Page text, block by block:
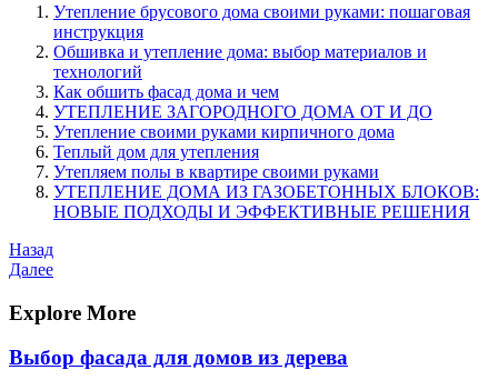
Утепление брусового дома своими руками: пошаговая
инструкция
Обшивка и утепление дома: выбор материалов и
технологий
Как обшить фасад дома и чем
УТЕПЛЕНИЕ ЗАГОРОДНОГО ДОМА ОТ И ДО
Утепление своими руками кирпичного дома
Теплый дом для утепления
Утепляем полы в квартире своими руками
УТЕПЛЕНИЕ ДОМА ИЗ ГАЗОБЕТОННЫХ БЛОКОВ:
НОВЫЕ ПОДХОДЫ И ЭФФЕКТИВНЫЕ РЕШЕНИЯ
Навигация
по
записям
Предыдущая
запись
Назад
Следующая
Далее
Explore More
Выбор фасада для домов из дерева